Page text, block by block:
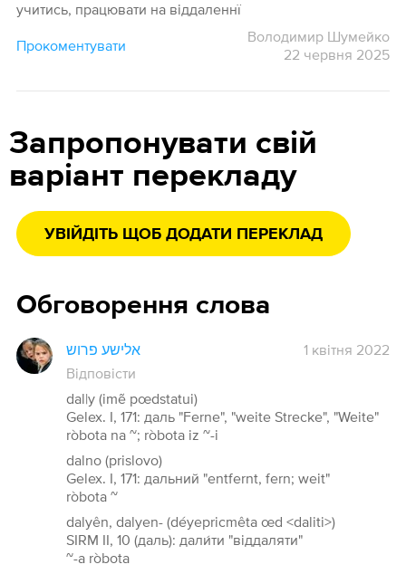
учитись, працювати на віддаленнї
Прокоментувати
Володимир Шумейко
22 червня 2025
Запропонувати свій
варіант перекладу
УВІЙДІТЬ ЩОБ ДОДАТИ ПЕРЕКЛАД
Обговорення слова
אלישע פרוש
1 квітня 2022
Відповісти
dal|y (imẽ pœdstatui)
Gelex. I, 171: даль "Ferne", "weite Strecke", "Weite"
ròbota na ~; ròbota iz ~-i
dalno (prislovo)
Gelex. I, 171: дальний "entfernt, fern; weit"
ròbota ~
dalyên, dalyen- (déyepricmêta œd <daliti>)
SIRM II, 10 (даль): дали́ти "віддаляти"
~-a ròbota